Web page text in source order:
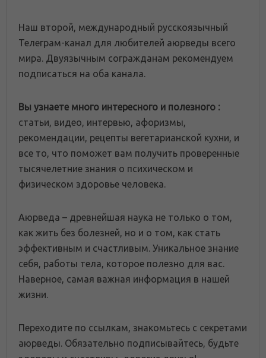
Наш второй, международный русскоязычный
Телеграм-канал для любителей аюрведы всего
мира. Двуязычным согражданам рекомендуем
подписаться на оба канала.
Вы узнаете много интересного и полезного :
статьи, видео, интервью, афоризмы,
рекомендации, рецепты вегетарианской кухни, и
все то, что поможет вам получить проверенные
тысячелетние знания о психическом и
физическом здоровье человека.
Аюрведа – древнейшая наука не только о том,
как жить без болезней, но и о том, как стать
эффективным и счастливым. Уникальное знание
себя, работы тела, которое полезно для вас.
Наверное, самая важная информация в нашей
жизни.
Переходите по ссылкам, знакомьтесь с секретами
аюрведы. Обязательно подписывайтесь, будьте